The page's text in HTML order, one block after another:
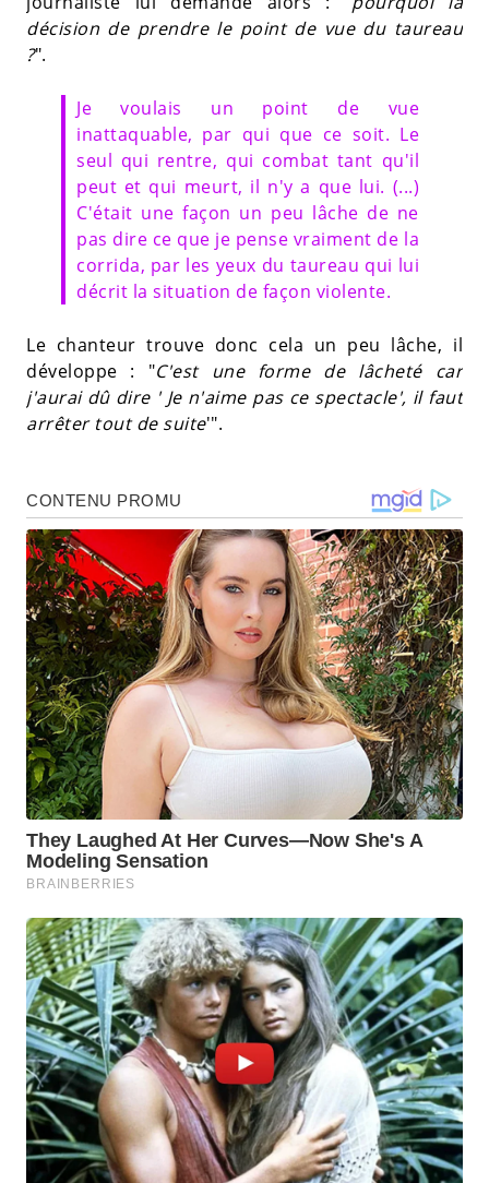
décision de prendre le point de vue du taureau
?".
Je voulais un point de vue
inattaquable, par qui que ce soit. Le
seul qui rentre, qui combat tant qu'il
peut et qui meurt, il n'y a que lui. (...)
C'était une façon un peu lâche de ne
pas dire ce que je pense vraiment de la
corrida, par les yeux du taureau qui lui
décrit la situation de façon violente.
Le chanteur trouve donc cela un peu lâche, il
développe : "C'est une forme de lâcheté car
j'aurai dû dire ' Je n'aime pas ce spectacle', il faut
arrêter tout de suite'".